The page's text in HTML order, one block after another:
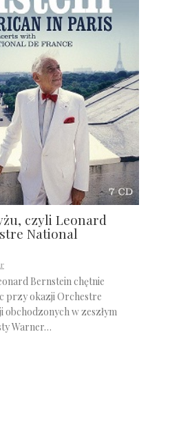
czyli Leonard
National
Bernstein chętnie
przy okazji Orchestre
obchodzonych w zeszłym
Warner…